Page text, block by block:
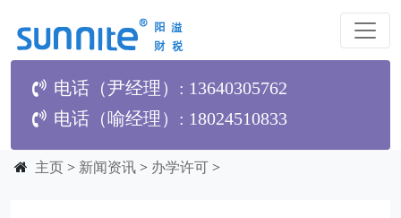
电话（尹经理）: 13640305762
电话（喻经理）: 18024510833
主页 > 新闻资讯 > 办学许可 >